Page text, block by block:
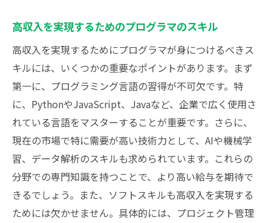
最大化する方法
継続的な学習の重要性
オンラインコースと資格取得
技術コミュニティへの参加
最新技術トレンドの追跡
コードレビューとペアプログラミングの活
用
メンターシップとコーチング
東京都でプログラマ就職を目指す際の重要な考
慮点
高収入を実現するためのプログラマのスキル
高収入を実現するためにプログラマが身につけるべきス
キルには、いくつかの重要なポイントがあります。まず
第一に、プログラミング言語の習得が不可欠です。特
に、PythonやJavaScript、Javaなど、企業で広く使用さ
れている言語をマスターすることが重要です。さらに、
現在の市場で特に需要が高い技術力として、AIや機械学
習、データ解析のスキルも求められています。これらの
分野での専門知識を持つことで、より高い給与を期待で
きるでしょう。また、ソフトスキルも高収入を実現する
ためには欠かせません。具体的には、プロジェクト管理